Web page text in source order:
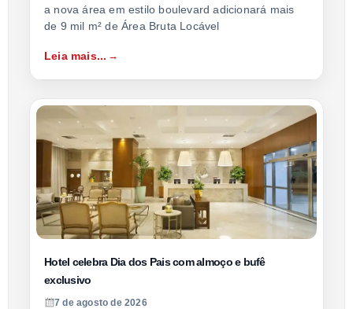
a nova área em estilo boulevard adicionará mais
de 9 mil m² de Área Bruta Locável
Leia mais...
Hotel celebra Dia dos Pais com almoço e bufê
exclusivo
7 de agosto de 2026